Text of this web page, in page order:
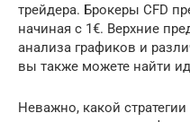
трейдера. Брокеры CFD
начиная с 1€. Верхние
анализа графиков и
вы также можете найти
Неважно, какой